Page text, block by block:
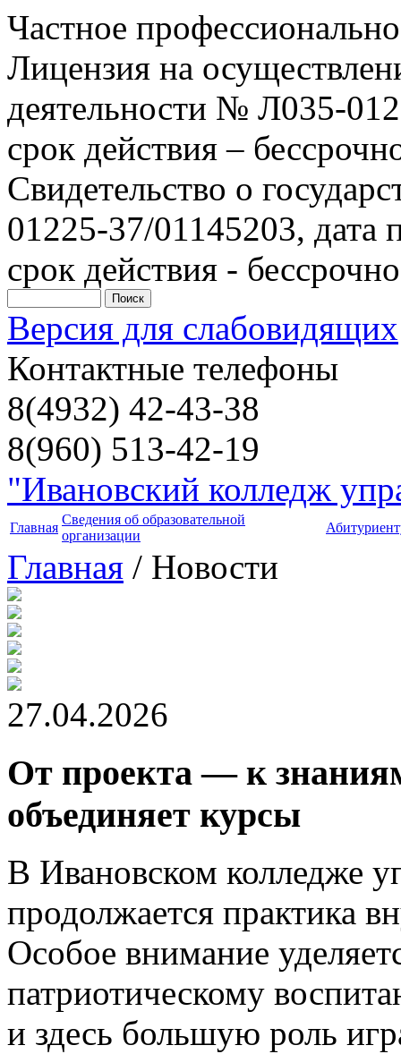
Частное
Лицензия на
деятельности № Л035-
срок действия –
Свидетельство о
01225-37/01145203, дата
срок действия - бессрочно
Версия для слабовидящих
Контактные телефоны
8(4932) 42-43-38
8(960) 513-42-19
"Ивановский колледж
Главная
Сведения об образовательной
организации
Главная / Новости
27.04.2026
От проекта — к
объединяет курсы
В Ивановском колледже
продолжается практика
Особое внимание
патриотическому
и здесь большую роль